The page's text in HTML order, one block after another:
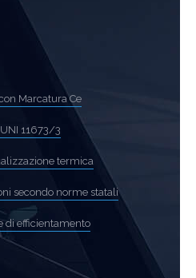
Marcatura Ce
UNI 11673/3
termica
secondo norme statali
di efficientamento